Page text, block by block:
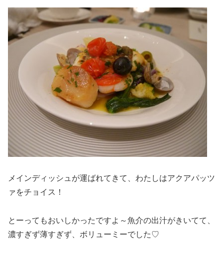
メインディッシュが運ばれてきて、わたしはアクアパッツ
ァをチョイス！
とーってもおいしかったですよ～魚介の出汁がきいてて、
濃すぎず薄すぎず、ボリューミーでした♡